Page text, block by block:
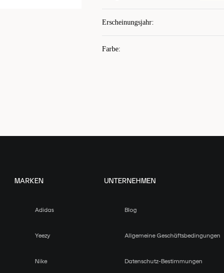
Erscheinungsjahr:
Farbe:
MARKEN
Adidas
Yeezy
Nike
UNTERNEHMEN
Blog
Allgemeine Geschäftsbedingungen
Datenschutz-Bestimmungen